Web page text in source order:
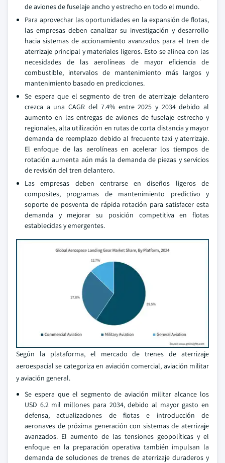
de aviones de fuselaje ancho y estrecho en todo el mundo.
Para aprovechar las oportunidades en la expansión de flotas,
las empresas deben canalizar su investigación y desarrollo
hacia sistemas de accionamiento avanzados para el tren de
aterrizaje principal y materiales ligeros. Esto se alinea con las
necesidades de las aerolíneas de mayor eficiencia de
combustible, intervalos de mantenimiento más largos y
mantenimiento basado en predicciones.
Se espera que el segmento de tren de aterrizaje delantero
crezca a una CAGR del 7.4% entre 2025 y 2034 debido al
aumento en las entregas de aviones de fuselaje estrecho y
regionales, alta utilización en rutas de corta distancia y mayor
demanda de reemplazo debido al frecuente taxi y aterrizaje.
El enfoque de las aerolíneas en acelerar los tiempos de
rotación aumenta aún más la demanda de piezas y servicios
de revisión del tren delantero.
Las empresas deben centrarse en diseños ligeros de
composites, programas de mantenimiento predictivo y
soporte de posventa de rápida rotación para satisfacer esta
demanda y mejorar su posición competitiva en flotas
establecidas y emergentes.
Según la plataforma, el mercado de trenes de aterrizaje
aeroespacial se categoriza en aviación comercial, aviación militar
y aviación general.
Se espera que el segmento de aviación militar alcance los
USD 6.2 mil millones para 2034, debido al mayor gasto en
defensa, actualizaciones de flotas e introducción de
aeronaves de próxima generación con sistemas de aterrizaje
avanzados. El aumento de las tensiones geopolíticas y el
enfoque en la preparación operativa también impulsan la
demanda de soluciones de trenes de aterrizaje duraderos y